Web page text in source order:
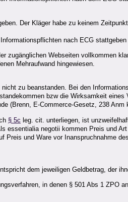
Der Kläger habe zu keinem
nach ECG stattgeben
zugänglichen Webseiten vollkommen
Mehraufwand hingewiesen.
zu beanstanden. Bei den
bzw die Wirksamkeit eines
(Brenn, E-Commerce-Gesetz, 238 Anm
§ 5c leg. cit. unterliegen, ist
essentialia negotii kommen Preis und
und Ware vor Inanspruchnahme
dem jeweiligen Geldbetrag, der
in denen § 501 Abs 1 ZPO